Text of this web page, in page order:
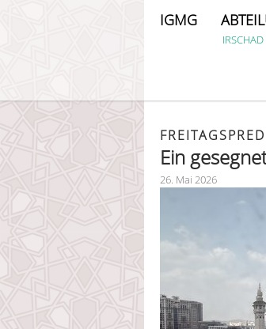
IGMG
IRSCHAD
Ein
26. Mai 2026